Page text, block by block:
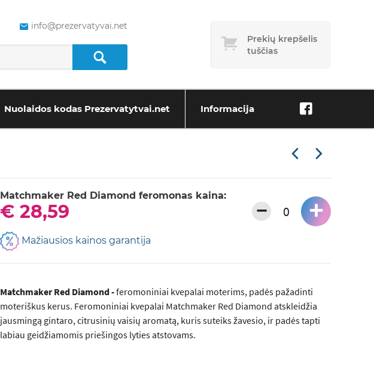
info@prezervatyvai.net
Prekių krepšelis
tuščias
Nuolaidos kodas Prezervatytvai.net Informacija
Matchmaker Red Diamond feromonas kaina:
€ 28,59 − +
Mažiausios kainos garantija
Matchmaker Red Diamond -feromoniniai kvepalai moterims, padės pažadinti
moteriškus kerus. Feromoniniai kvepalai Matchmaker Red Diamond atskleidžia
jausmingą gintaro, citrusinių vaisių aromatą, kuris suteiks žavesio, ir padės tapti
labiau geidžiamomis priešingos lyties atstovams.